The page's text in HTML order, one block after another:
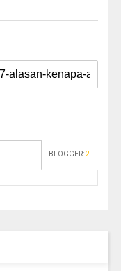
BLOGGER:2